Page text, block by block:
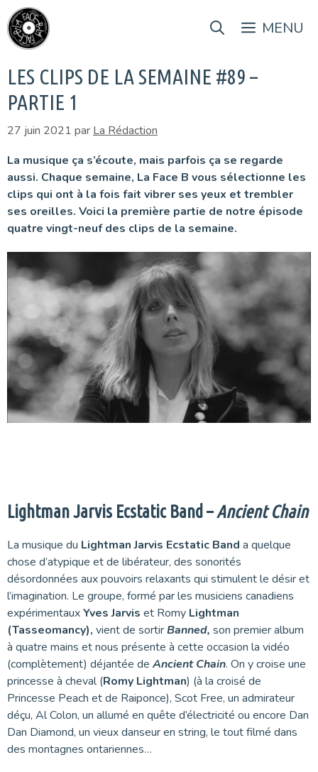
Aller
au
contenu
MENU
LES CLIPS DE LA SEMAINE #89 –
PARTIE 1
27 juin 2021 par La Rédaction
La musique ça s’écoute, mais parfois ça se regarde
aussi. Chaque semaine, La Face B vous sélectionne les
clips qui ont à la fois fait vibrer ses yeux et trembler
ses oreilles. Voici la première partie de notre épisode
quatre vingt-neuf des clips de la semaine.
Lightman Jarvis Ecstatic Band –Ancient Chain
La musique du Lightman Jarvis Ecstatic Band a quelque
chose d’atypique et de libérateur, des sonorités
désordonnées aux pouvoirs relaxants qui stimulent le désir et
l’imagination. Le groupe, formé par les musiciens canadiens
expérimentauxYves Jarvis et Romy Lightman
(Tasseomancy), vient de sortirBanned, son premier album
à quatre mains et nous présente à cette occasion la vidéo
(complètement) déjantée de Ancient Chain. On y croise une
princesse à cheval (Romy Lightman) (à la croisé de
Princesse Peach et de Raiponce), Scot Free, un admirateur
déçu, Al Colon, un allumé en quête d’électricité ou encore Dan
Dan Diamond, un vieux danseur en string, le tout filmé dans
des montagnes ontariennes…